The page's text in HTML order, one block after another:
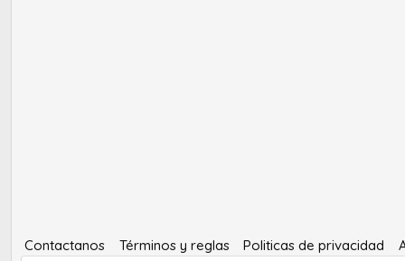
Contactanos Términos y reglas Politicas de privacidad